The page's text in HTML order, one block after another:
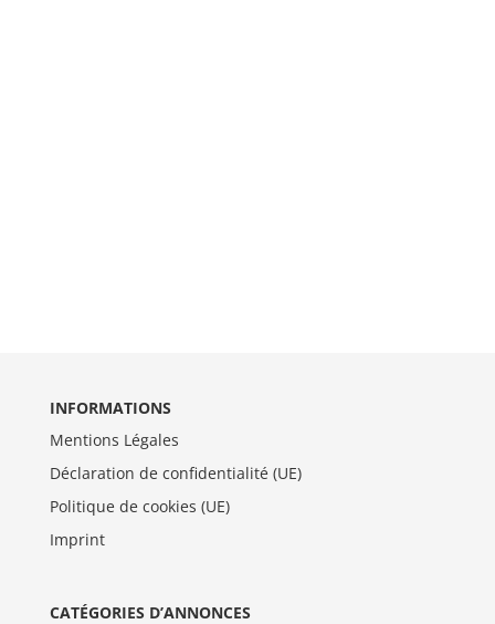
INFORMATIONS
Mentions Légales
Déclaration de confidentialité (UE)
Politique de cookies (UE)
Imprint
CATÉGORIES D’ANNONCES